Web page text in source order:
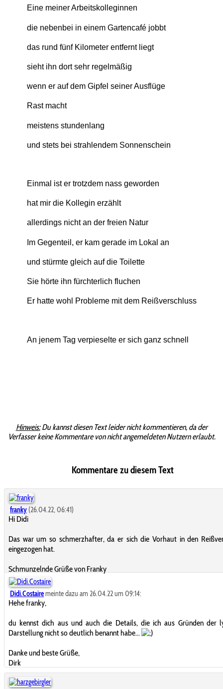
Eine meiner Arbeitskolleginnen
die nebenbei in einem Gartencafé jobbt
das rund fünf Kilometer entfernt liegt
sieht ihn dort sehr regelmäßig
wenn er auf dem Gipfel seiner Ausflüge
Rast macht
meistens stundenlang
und stets bei strahlendem Sonnenschein
Einmal ist er trotzdem nass geworden
hat mir die Kollegin erzählt
allerdings nicht an der freien Natur
Im Gegenteil, er kam gerade im Lokal an
und stürmte gleich auf die Toilette
Sie hörte ihn fürchterlich fluchen
Er hatte wohl Probleme mit dem Reißverschluss
An jenem Tag verpieselte er sich ganz schnell
Hinweis:Du kannst diesen Text leider nicht kommentieren, da der
Verfasser keine Kommentare von nicht angemeldeten Nutzern erlaubt.
Kommentare zu diesem Text
franky (26.04.22, 06:41)
Hi Didi
Das war um so schmerzhafter, da er sich die Vorhaut in den
eingezogen hat.
Schmunzelnde Grüße von Franky
Didi.Costairemeinte dazu am 26.04.22 um 09:14:
Hehe franky,
du kennst dich aus und auch die Details, die ich aus Gründen der
Darstellung nicht so deutlich benannt habe...
Danke und beste Grüße,
Dirk